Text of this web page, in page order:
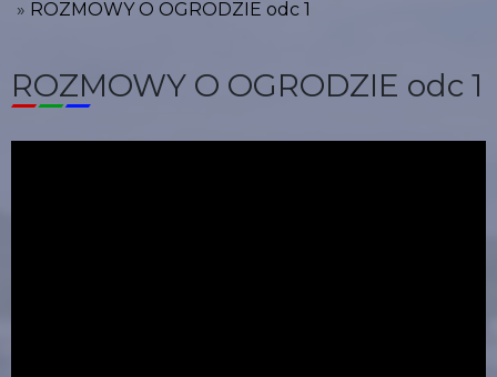
ROZMOWY O OGRODZIE odc 1
ROZMOWY O OGRODZIE odc 1